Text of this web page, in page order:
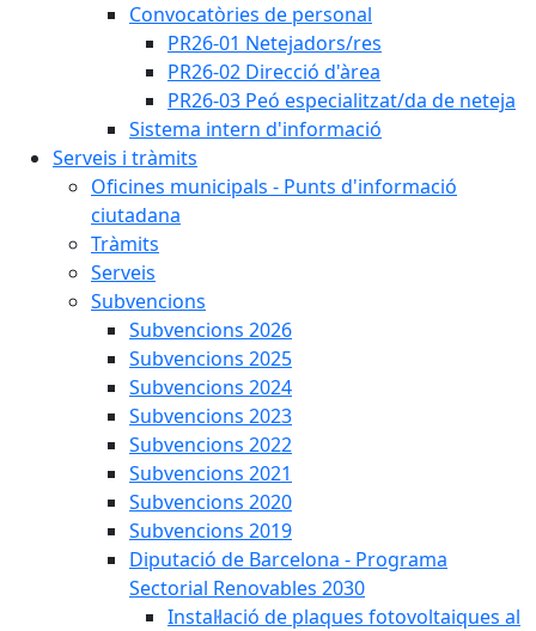
Convocatòries de personal
PR26-01 Netejadors/res
PR26-02 Direcció d'àrea
PR26-03 Peó especialitzat/da de neteja
Sistema intern d'informació
Serveis i tràmits
Oficines municipals - Punts d'informació
ciutadana
Tràmits
Serveis
Subvencions
Subvencions 2026
Subvencions 2025
Subvencions 2024
Subvencions 2023
Subvencions 2022
Subvencions 2021
Subvencions 2020
Subvencions 2019
Diputació de Barcelona - Programa
Sectorial Renovables 2030
Instal·lació de plaques fotovoltaiques al